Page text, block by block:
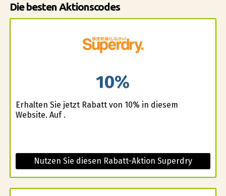
Die besten Aktionscodes
10%
Erhalten Sie jetzt Rabatt von 10% in diesem
Website. Auf .
Nutzen Sie diesen Rabatt-Aktion Superdry